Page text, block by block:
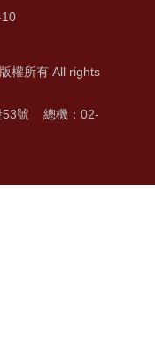
權所有 All rights
53號 總機：02-